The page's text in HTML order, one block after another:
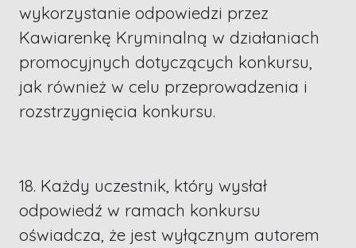
wykorzystanie odpowiedzi przez
Kawiarenkę Kryminalną w działaniach
promocyjnych dotyczących konkursu,
jak również w celu przeprowadzenia i
rozstrzygnięcia konkursu.
18. Każdy uczestnik, który wysłał
odpowiedź w ramach konkursu
oświadcza, że jest wyłącznym autorem